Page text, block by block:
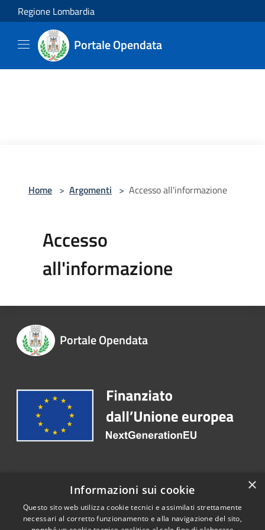
Salta al contenuto principale
Regione Lombardia
Portale Opendata
Home > Argomenti > Accesso all'informazione
Accesso
all'informazione
Portale Opendata
Recapiti e contatti
Telefono: 0363 3171
×
Informazioni sui cookie
Questo sito web utilizza cookie tecnici e assimilati strettamente
necessari al corretto funzionamento e alla navigazione del sito,